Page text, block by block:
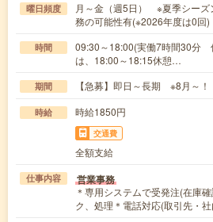
曜日頻度
月～金（週5日） ※夏季シーズ
務の可能性有(※2026年度は0回)
時間
09:30～18:00(実働7時間30分
は、18:00～18:15休憩…
期間 【急募】即日～長期 ※8月～！
時給 時給1850円
交通費
全額支給
仕事内容 営業事務
＊専用システムで受発注(在庫
ク、処理＊電話対応(取引先・